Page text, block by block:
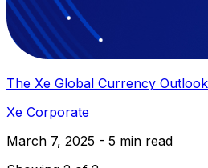
The Xe Global Currency
Xe Corporate
March 7, 2025 - 5 min read